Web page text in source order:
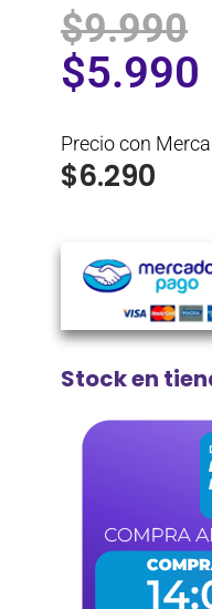
$9.990
$5.990
Precio con
$6.290
Stock en